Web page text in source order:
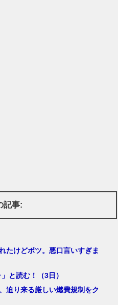
記事:
たけどボツ。悪口言いすぎま
と読む！（3日）
迫り来る厳しい燃費規制をク